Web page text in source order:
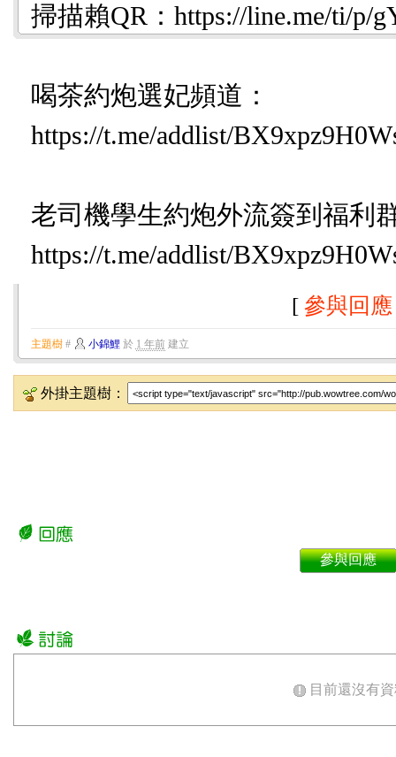
掃描賴QR：https://line.me/ti/p/
喝茶約炮選妃頻道：
https://t.me/addlist/
老司機學生約炮外流簽到福利
https://t.me/addlist/
[ 參與回應
主題樹 # 小錦鯉於 1 年前建立
外掛主題樹：
參與回應
目前還沒有